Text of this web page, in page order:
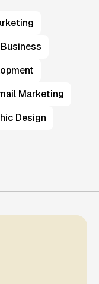
Business
Marketing
Design